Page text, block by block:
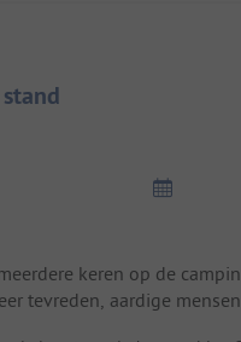
één nacht vertrokken, we
keren op de
tevreden, aardige